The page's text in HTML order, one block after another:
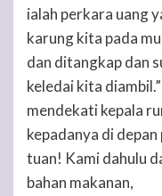
ialah perkara uang
karung kita pada
dan ditangkap dan
keledai kita diambil.”
mendekati kepala
kepadanya di
tuan! Kami dahulu
bahan makanan,